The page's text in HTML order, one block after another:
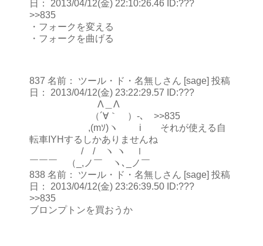
日： 2013/04/12(金) 22:10:26.46 ID:???
>>835
・フォークを変える
・フォークを曲げる
837 名前： ツール・ド・名無しさん [sage] 投稿
日： 2013/04/12(金) 23:22:29.57 ID:???
Λ＿Λ
（´∀｀ ）-､ >>835
,(mｿ)ヽ i それが使える自
転車IYHするしかありませんね
/ / ヽ ヽ ｌ
￣￣￣ （_,ノ￣ ヽ､_ノ￣
838 名前： ツール・ド・名無しさん [sage] 投稿
日： 2013/04/12(金) 23:26:39.50 ID:???
>>835
ブロンプトンを買おうか